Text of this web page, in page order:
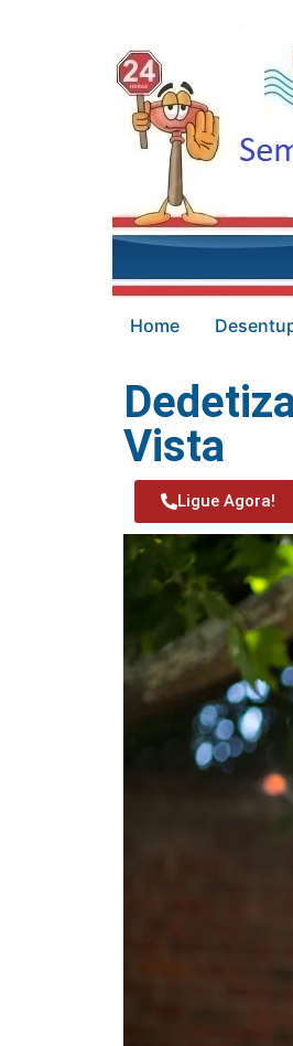
Home
Vista
Ligue Agora!